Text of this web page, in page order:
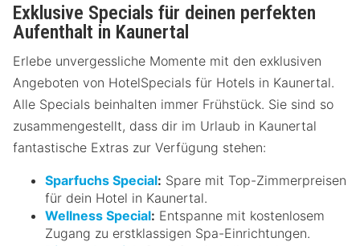
Exklusive Specials für deinen perfekten
Aufenthalt in Kaunertal
Erlebe unvergessliche Momente mit den exklusiven
Angeboten von HotelSpecials für Hotels in Kaunertal.
Alle Specials beinhalten immer Frühstück. Sie sind so
zusammengestellt, dass dir im Urlaub in Kaunertal
fantastische Extras zur Verfügung stehen:
Sparfuchs Special: Spare mit Top-Zimmerpreisen
für dein Hotel in Kaunertal.
Wellness Special: Entspanne mit kostenlosem
Zugang zu erstklassigen Spa-Einrichtungen.